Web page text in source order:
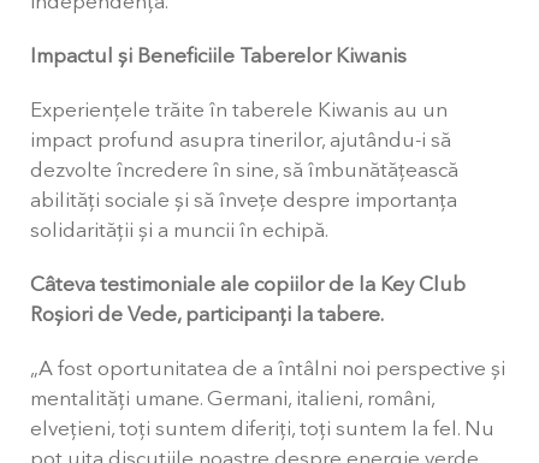
Impactul și Beneficiile Taberelor Kiwanis
Experiențele trăite în taberele Kiwanis au un
impact profund asupra tinerilor, ajutându-i să
dezvolte încredere în sine, să îmbunătățească
abilități sociale și să învețe despre importanța
solidarității și a muncii în echipă.
Câteva testimoniale ale copiilor de la Key Club
Roșiori de Vede, participanți la tabere.
„A fost oportunitatea de a întâlni noi perspective și
mentalități umane. Germani, italieni, români,
elvețieni, toți suntem diferiți, toți suntem la fel. Nu